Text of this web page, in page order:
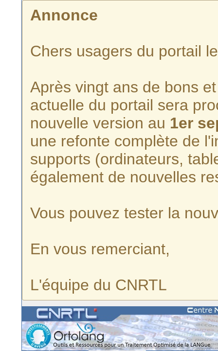
Annonce
Chers usagers du portail
Après vingt ans de bons
actuelle du portail sera
nouvelle version au 1er
une refonte complète de
supports (ordinateurs,
également de nouvelles
Vous pouvez tester la
En vous remerciant,
L'équipe du CNRTL